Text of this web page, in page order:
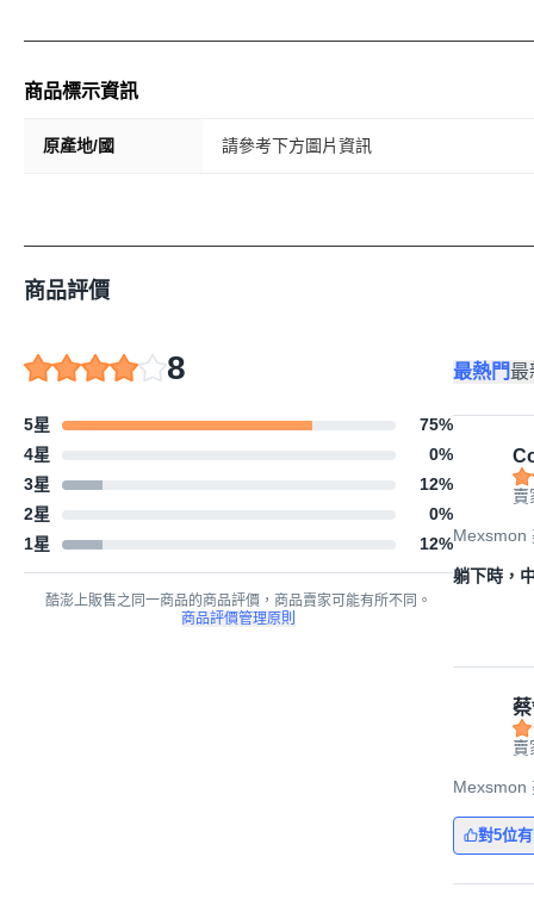
商品標示資訊
原產地/國 請參考下方圖片資訊
商品評價
8
5星 75%
4星
0%
3星
12%
2星
0%
1星
12%
酷澎上販售之同一商品的商品評價，商品賣家可能有所不同。
商品評價管理原則
最熱門最
賣
Mexsmon
躺下時，
賣
Mexsmon
對5位